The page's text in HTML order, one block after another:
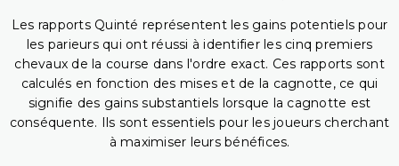
Les rapports Quinté représentent les gains potentiels pour
les parieurs qui ont réussi à identifier les cinq premiers
chevaux de la course dans l'ordre exact. Ces rapports sont
calculés en fonction des mises et de la cagnotte, ce qui
signifie des gains substantiels lorsque la cagnotte est
conséquente. Ils sont essentiels pour les joueurs cherchant
à maximiser leurs bénéfices.